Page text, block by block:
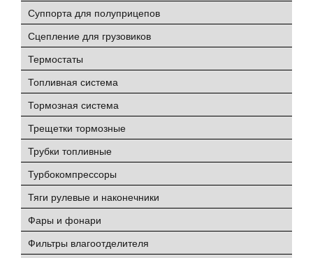
Суппорта для полуприцепов
Сцепление для грузовиков
Термостаты
Топливная система
Тормозная система
Трещетки тормозные
Трубки топливные
Турбокомпрессоры
Тяги рулевые и наконечники
Фары и фонари
Фильтры влагоотделителя